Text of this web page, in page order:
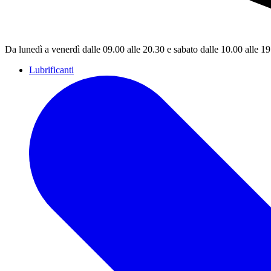
Da lunedì a venerdì dalle 09.00 alle 20.30 e sabato dalle 10.00 alle
Lubrificanti